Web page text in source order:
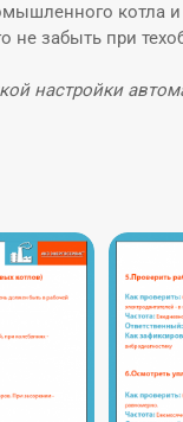
котла и
забыть при
настройки